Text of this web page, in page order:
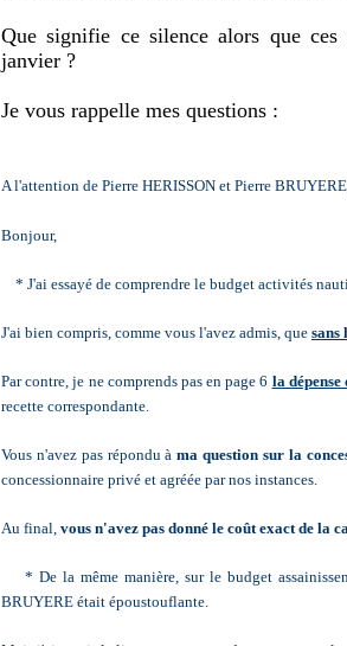
Que signifie ce silence alors que
janvier ?
Je vous rappelle mes questions :
A l'attention de Pierre HERISSON et Pierre
Bonjour,
* J'ai essayé de comprendre le budget activités
J'ai bien compris, comme vous l'avez admis, que sans
Par contre, je ne comprends pas en page 6 la
recette correspondante.
Vous n'avez pas répondu àma question sur la
concessionnaire privé et agréée par nos instances.
Au final, vous n'avez pas donné le coût exact de la
* De la même manière, sur le budget
BRUYERE était époustouflante.